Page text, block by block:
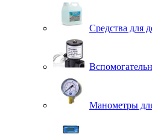
Средства для
Манометры